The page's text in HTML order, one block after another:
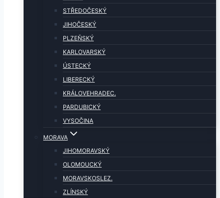
STŘEDOČESKÝ
JIHOČESKÝ
PLZEŇSKÝ
KARLOVARSKÝ
ÚSTECKÝ
LIBERECKÝ
KRÁLOVEHRADEC.
PARDUBICKÝ
VYSOČINA
MORAVA
JIHOMORAVSKÝ
OLOMOUCKÝ
MORAVSKOSLEZ.
ZLÍNSKÝ